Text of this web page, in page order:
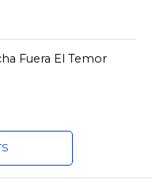
Fuera El Temor